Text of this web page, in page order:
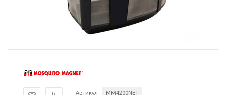
Артикул MM4200NET